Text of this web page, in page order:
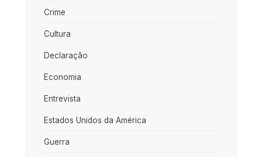
Crime
Cultura
Declaração
Economia
Entrevista
Estados Unidos da América
Guerra